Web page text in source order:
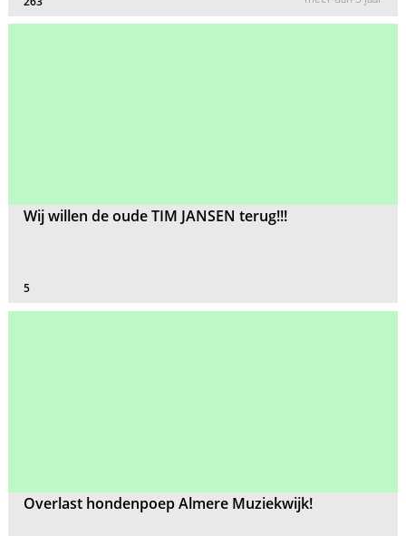
Wij willen de oude TIM JANSEN terug!!!
5
Overlast hondenpoep Almere Muziekwijk!